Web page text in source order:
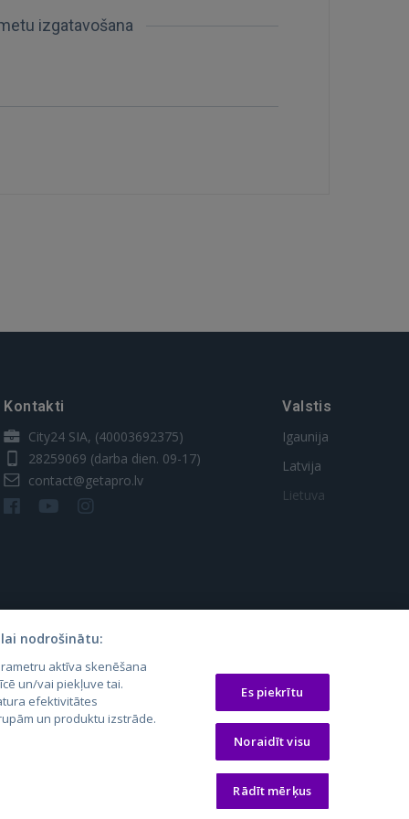
izgatavošana
Kontakti
City24 SIA, (40003692375)
28259069 (darba dien. 09-17)
contact@getapro.lv
Valstis
Igaunija
Latvija
Lietuva
auto24.ee
KV.ee
Osta.ee
KuldneBörs.ee
nodrošinātu:
aktīva skenēšana
un/vai piekļuve tai.
efektivitātes
un produktu izstrāde.
Es piekrītu
Noraidīt visu
Rādīt mērķus